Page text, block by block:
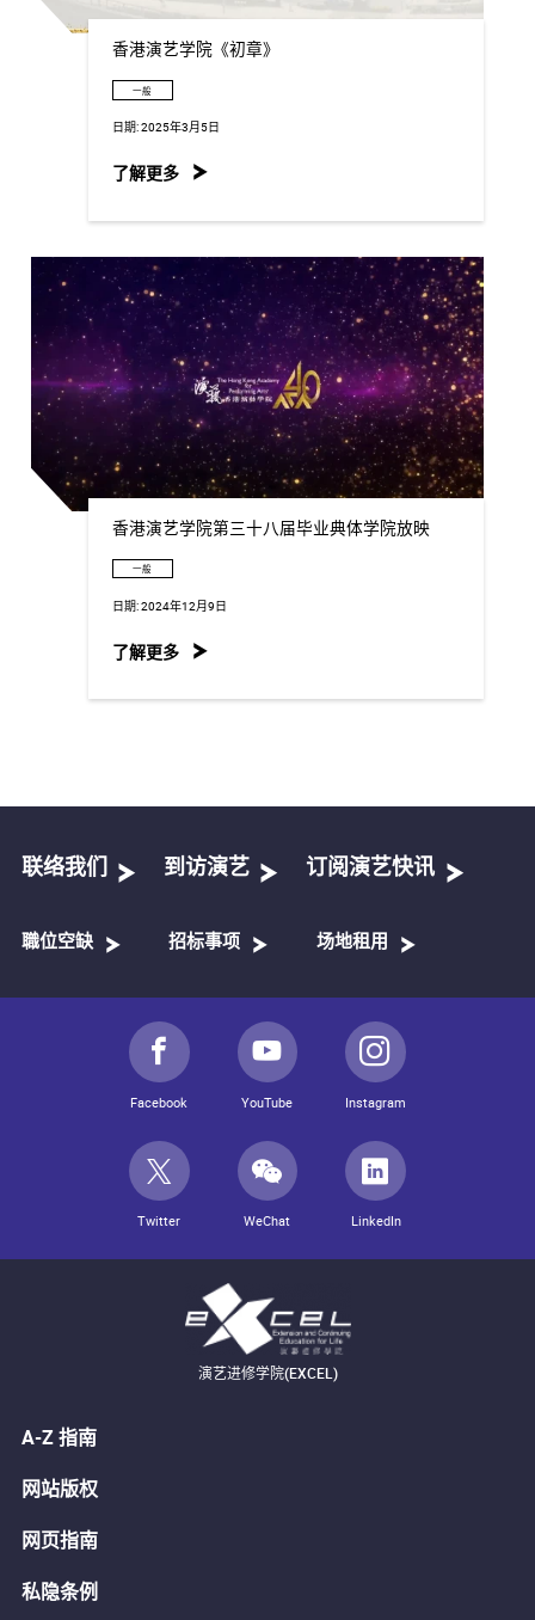
香港演艺学院《初章》
一般
日期:2025年3月5日
了解更多
香港演艺学院第三十八届毕业典体学院放映
一般
日期:2024年12月9日
了解更多
联络我们 到访演艺 订阅演艺快讯
職位空缺 招标事项 场地租用
Facebook YouTube Instagram
Twitter WeChat LinkedIn
演艺进修学院(EXCEL)
A-Z 指南
网站版权
网页指南
私隐条例